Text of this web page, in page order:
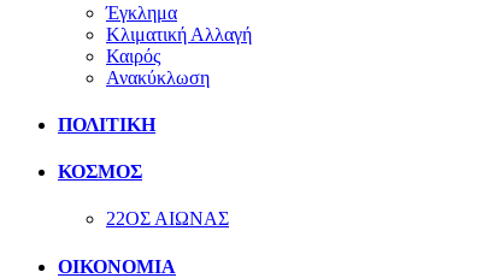
Έγκλημα
Κλιματική Αλλαγή
Καιρός
Ανακύκλωση
ΠΟΛΙΤΙΚΗ
ΚΟΣΜΟΣ
22ΟΣ ΑΙΩΝΑΣ
ΟΙΚΟΝΟΜΙΑ